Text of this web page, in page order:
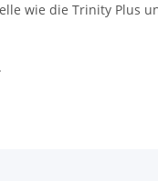
wie die Trinity Plus